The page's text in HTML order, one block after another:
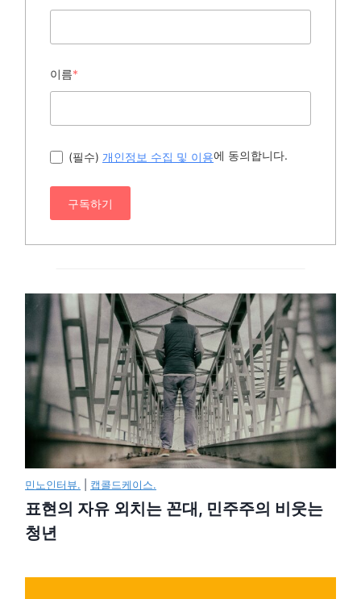
이름*
(필수) 개인정보 수집 및 이용에 동의합니다.
구독하기
민노인터뷰. 캡콜드케이스.
표현의 자유 외치는 꼰대, 민주주의 비웃는
청년